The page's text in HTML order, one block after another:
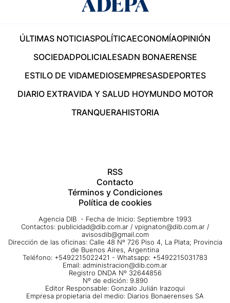
ÚLTIMAS NOTICIASPOLÍTICAECONOMÍAOPINIÓN
SOCIEDADPOLICIALESADN BONAERENSE
ESTILO DE VIDAMEDIOSEMPRESASDEPORTES
DIARIO EXTRAVIDA Y SALUD HOYMUNDO MOTOR
TRANQUERAHISTORIA
RSS
Contacto
Términos y Condiciones
Política de cookies
Agencia DIB - Fecha de Inicio: Septiembre 1993
Contactos: publicidad@dib.com.ar / vpignaton@dib.com.ar /
avisosdib@gmail.com
Dirección de las oficinas: Calle 48 Nº 726 Piso 4, La Plata; Provincia
de Buenos Aires, Argentina
Teléfono: +5492215022421 - Whatsapp: +5492215031783
Email: administracion@dib.com.ar
Registro DNDA Nº 32644856
Nº de edición: 9.890
Editor Responsable: Gonzalo Julián Irazoqui
Empresa propietaria del medio: Diarios Bonaerenses SA